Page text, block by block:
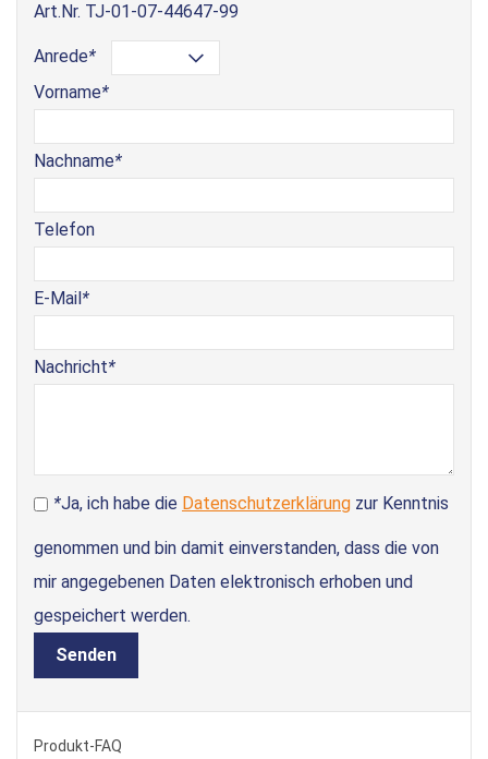
Art.Nr. TJ-01-07-44647-99
Anrede*
Vorname*
Nachname*
Telefon
E-Mail*
Nachricht*
*Ja, ich habe die Datenschutzerklärung zur Kenntnis
genommen und bin damit einverstanden, dass die von
mir angegebenen Daten elektronisch erhoben und
gespeichert werden.
Senden
Produkt-FAQ